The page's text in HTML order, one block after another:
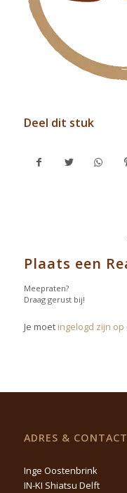
Deel dit stuk
Plaats een
Meepraten?
Draag gerust bij!
Je moet ingelogd zijn op
ADRES & CONTACT
Inge Oostenbrink
IN-KI Shiatsu Delft